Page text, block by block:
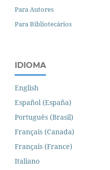
Para Autores
Para Bibliotecários
IDIOMA
English
Español (España)
Português (Brasil)
Français (Canada)
Français (France)
Italiano